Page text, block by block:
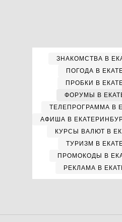
ЗНАКОМСТВА В
ПОГОДА В
ПРОБКИ В
ФОРУМЫ В
ТЕЛЕПРОГРАММА В
АФИША В
КУРСЫ ВАЛЮТ В
ТУРИЗМ В
ПРОМОКОДЫ В
РЕКЛАМА В